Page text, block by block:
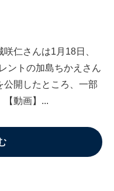
仁さんは1月18日、
ントの加島ちかえさん
公開したところ、一部
【動画】...